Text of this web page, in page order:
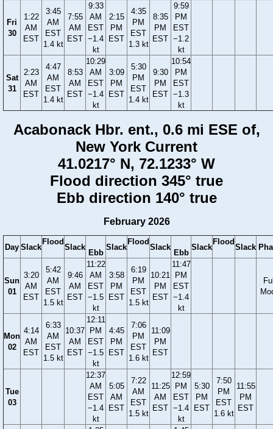
Fri
30
1:22
AM
EST
3:45
AM
EST
1.4 kt
7:55
AM
EST
9:33
AM
EST
−1.4
kt
2:15
PM
EST
4:35
PM
EST
1.3 kt
8:35
PM
EST
9:59
PM
EST
−1.2
kt
Sat
31
2:23
AM
EST
4:47
AM
EST
1.4 kt
8:53
AM
EST
10:29
AM
EST
−1.4
kt
3:09
PM
EST
5:30
PM
EST
1.4 kt
9:30
PM
EST
10:54
PM
EST
−1.3
kt
Acabonack Hbr. ent., 0.6 mi ESE of,
New York Current
41.0217° N, 72.1233° W
Flood direction 345° true
Ebb direction 140° true
February 2026
Day Slack
Flood
Slack
Ebb
Slack
Flood
Slack
Ebb
Slack
Flood
Slack
Sun
01
3:20
AM
EST
5:42
AM
EST
1.5 kt
9:46
AM
EST
11:22
AM
EST
−1.5
kt
3:58
PM
EST
6:19
PM
EST
1.5 kt
10:21
PM
EST
11:47
PM
EST
−1.4
kt
Mon
02
4:14
AM
EST
6:33
AM
EST
1.5 kt
10:37
AM
EST
12:11
PM
EST
−1.5
kt
4:45
PM
EST
7:06
PM
EST
1.6 kt
11:09
PM
EST
Tue
03
12:37
AM
EST
−1.4
kt
5:05
AM
EST
7:22
AM
EST
1.5 kt
11:25
AM
EST
12:59
PM
EST
−1.4
kt
5:30
PM
EST
7:50
PM
EST
1.6 kt
11:55
PM
EST